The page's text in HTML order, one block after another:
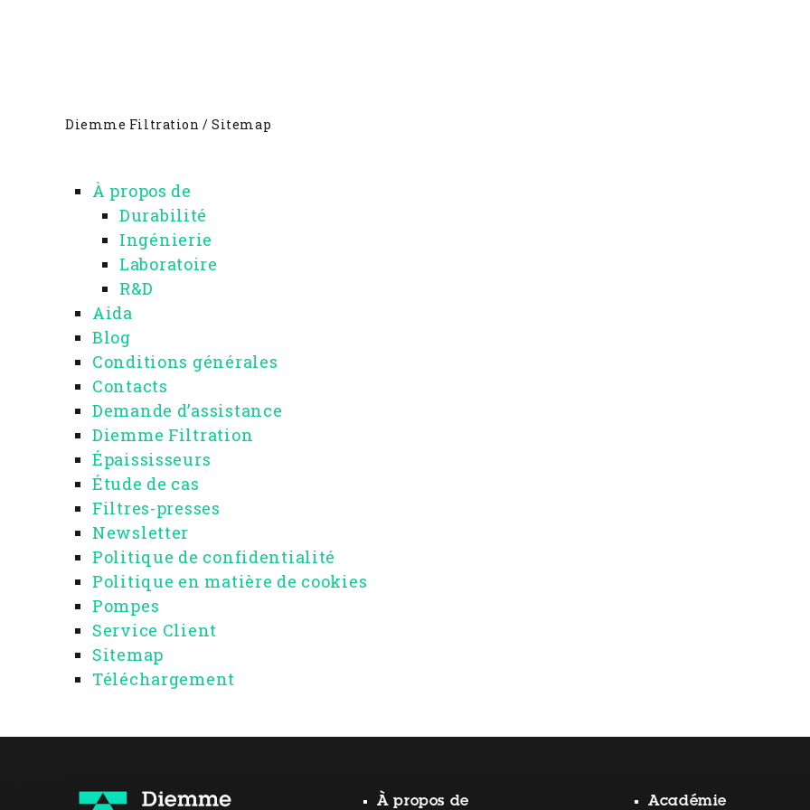
Diemme Filtration /Sitemap
À propos de
Durabilité
Ingénierie
Laboratoire
R&D
Aida
Blog
Conditions générales
Contacts
Demande d’assistance
Diemme Filtration
Épaississeurs
Étude de cas
Filtres-presses
Newsletter
Politique de confidentialité
Politique en matière de cookies
Pompes
Service Client
Sitemap
Téléchargement
À propos de Académie